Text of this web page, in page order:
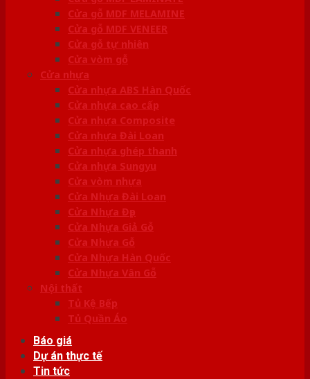
Cửa gỗ MDF MELAMINE
Cửa gỗ MDF VENEER
Cửa gỗ tự nhiên
Cửa vòm gỗ
Cửa nhựa
Cửa nhựa ABS Hàn Quốc
Cửa nhựa cao cấp
Cửa nhựa Composite
Cửa nhựa Đài Loan
Cửa nhựa ghép thanh
Cửa nhựa Sungyu
Cửa vòm nhựa
Cửa Nhựa Đài Loan
Cửa Nhựa Đẹp
Cửa Nhựa Giả Gỗ
Cửa Nhựa Gỗ
Cửa Nhựa Hàn Quốc
Cửa Nhựa Vân Gỗ
Nội thất
Tủ Kệ Bếp
Tủ Quần Áo
Báo giá
Dự án thực tế
Tin tức